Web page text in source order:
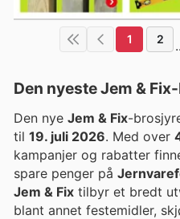
1 2
Den nyeste Jem &
Den nye Jem & Fix-
til 19. juli 2026. Med over
kampanjer og rabatter
spare penger på
Jem & Fix tilbyr et bredt
blant annet festemidler,